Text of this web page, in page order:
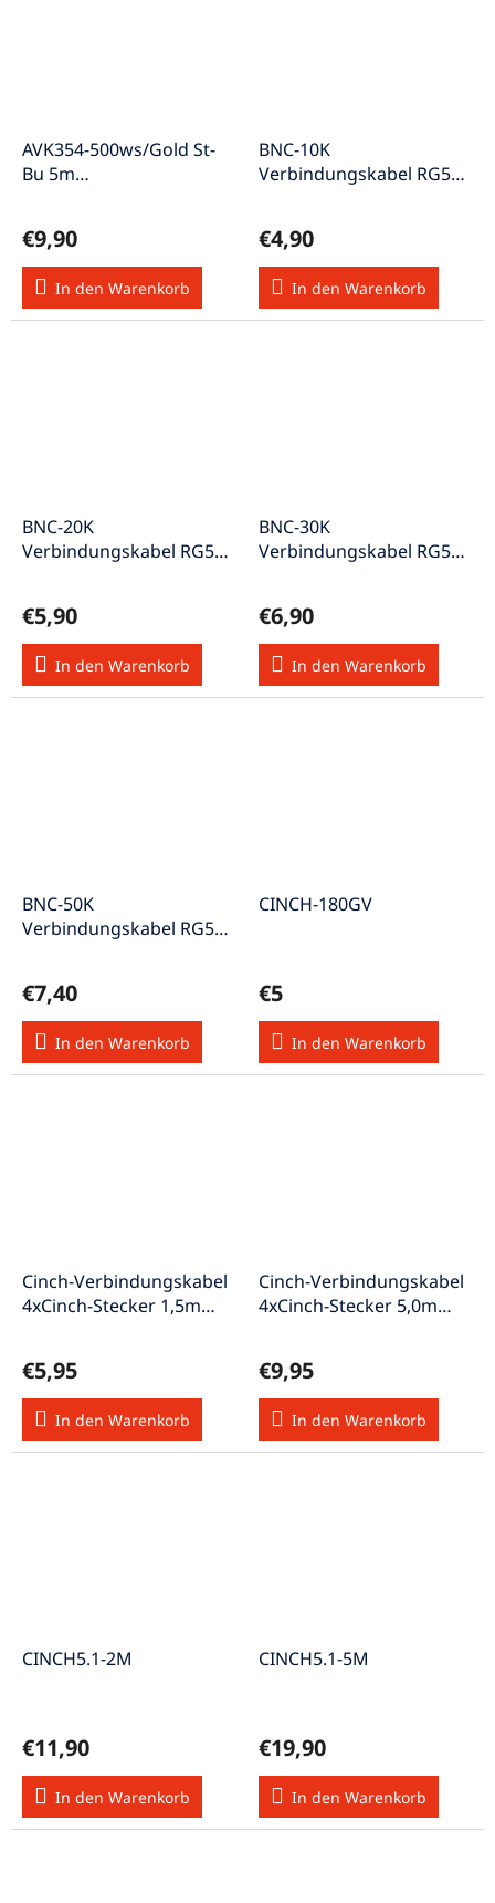
AVK354-500ws/Gold St-
Bu 5m
€9,90
In den Warenkorb
BNC-10K
Verbindungskabel RG58
€4,90
In den Warenkorb
BNC-20K
Verbindungskabel RG58
€5,90
In den Warenkorb
BNC-30K
Verbindungskabel RG58
€6,90
In den Warenkorb
BNC-50K
Verbindungskabel RG58
€7,40
In den Warenkorb
CINCH-180GV
€5
In den Warenkorb
Cinch-Verbindungskabel
4xCinch-Stecker 1,5m
€5,95
In den Warenkorb
Cinch-Verbindungskabel
4xCinch-Stecker 5,0m
€9,95
In den Warenkorb
CINCH5.1-2M
€11,90
In den Warenkorb
CINCH5.1-5M
€19,90
In den Warenkorb